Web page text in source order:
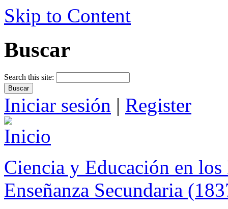
Skip to Content
Buscar
Search this site:
Iniciar sesión | Register
Ciencia y Educación en
Enseñanza Secundaria